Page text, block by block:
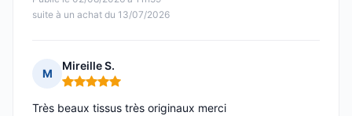
suite à un achat du 13/07/2026
M
Mireille S.
Note : 5 sur 5
Très beaux tissus très originaux merci